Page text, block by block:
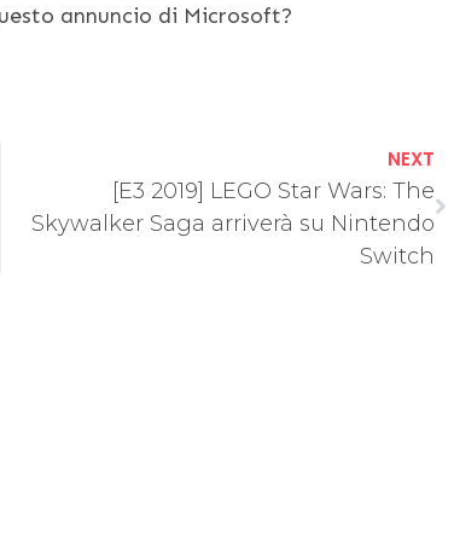
annuncio di Microsoft?
NEXT
[E3 2019] LEGO Star Wars: The
Skywalker Saga arriverà su Nintendo
Switch